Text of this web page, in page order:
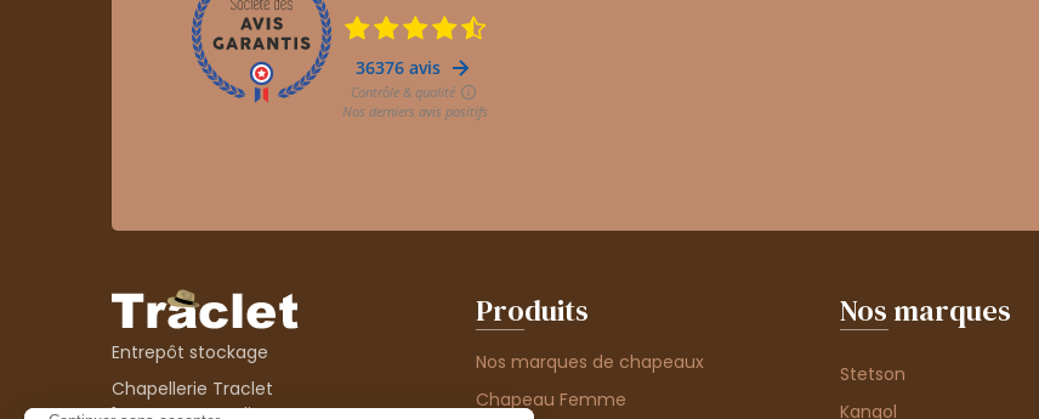
Entrepôt stockage
Chapellerie Traclet
14 Impasse Bardin
Produits
Nos marques de chapeaux
Chapeau Femme
Nos marques
Stetson
Kangol